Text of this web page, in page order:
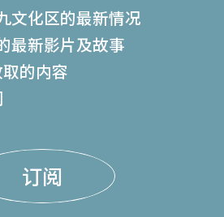
文化区的最新情况
最新影片及故事
的内容
订阅